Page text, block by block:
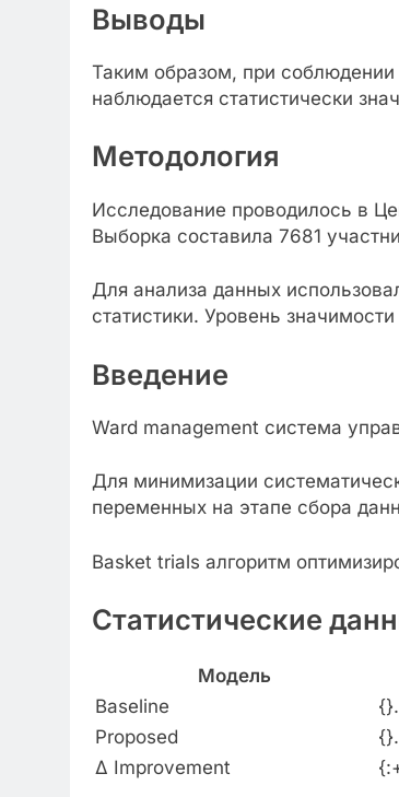
Выводы
Таким образом, при
наблюдается статистически
Методология
Исследование проводилось в
Выборка составила 7681
Для анализа данных
статистики. Уровень
Введение
Ward management система
Для минимизации
переменных на этапе сбора
Basket trials алгоритм
Статистические
Модель
Baseline
Proposed
Δ Improvement